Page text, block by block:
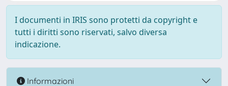
I documenti in IRIS sono protetti da copyright e
tutti i diritti sono riservati, salvo diversa
indicazione.
Informazioni